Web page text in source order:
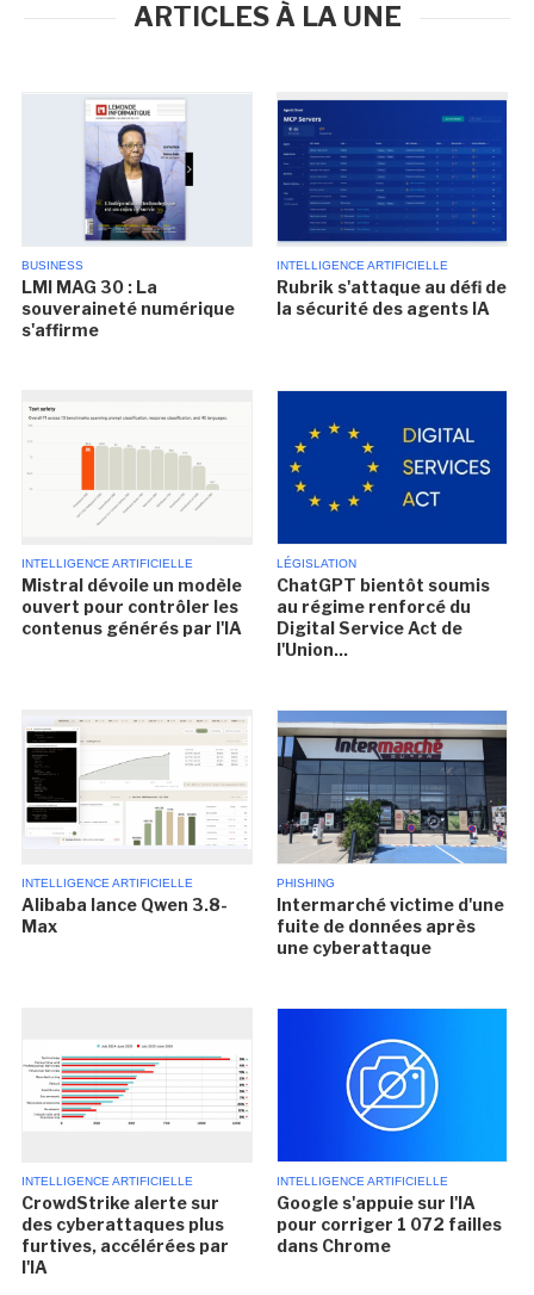
ARTICLES À LA UNE
BUSINESS
LMI MAG 30 : La
souveraineté numérique
s'affirme
INTELLIGENCE ARTIFICIELLE
Rubrik s'attaque au défi de
la sécurité des agents IA
INTELLIGENCE ARTIFICIELLE
Mistral dévoile un modèle
ouvert pour contrôler les
contenus générés par l'IA
LÉGISLATION
ChatGPT bientôt soumis
au régime renforcé du
Digital Service Act de
l'Union...
INTELLIGENCE ARTIFICIELLE
Alibaba lance Qwen 3.8-
Max
PHISHING
Intermarché victime d'une
fuite de données après
une cyberattaque
INTELLIGENCE ARTIFICIELLE
CrowdStrike alerte sur
des cyberattaques plus
furtives, accélérées par
l'IA
INTELLIGENCE ARTIFICIELLE
Google s'appuie sur l'IA
pour corriger 1 072 failles
dans Chrome